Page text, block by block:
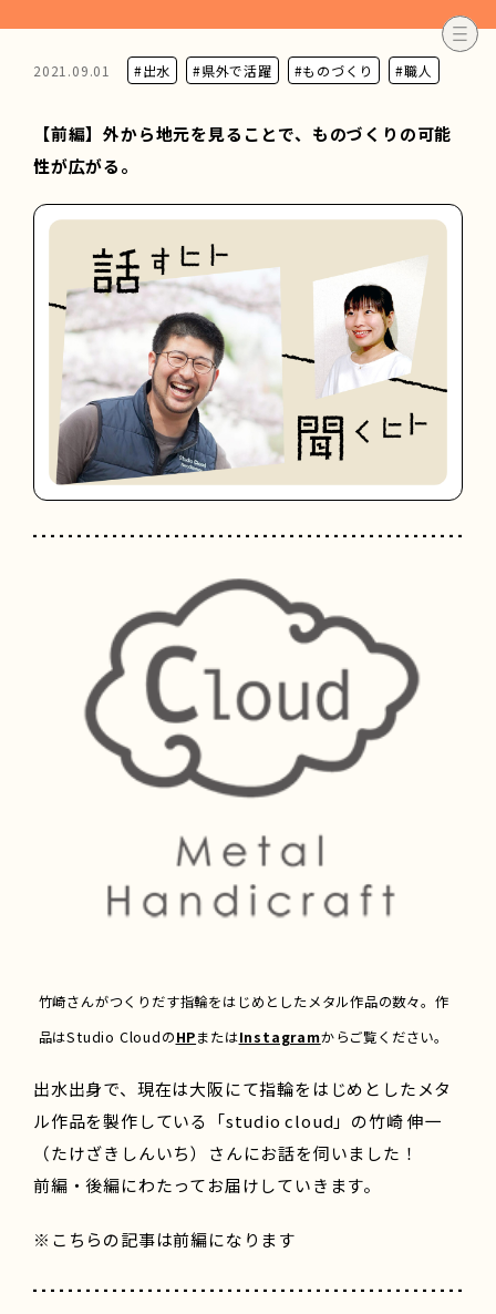
2021.09.01 #出水 #県外で活躍 #ものづくり #職人
【前編】外から地元を見ることで、ものづくりの可能
性が広がる。
竹崎さんがつくりだす指輪をはじめとしたメタル作品の数々。作
品はStudio CloudのHPまたはInstagramからご覧ください。
出水出身で、現在は大阪にて指輪をはじめとしたメタ
ル作品を製作している「studio cloud」の竹崎 伸一
（たけざきしんいち）さんにお話を伺いました！
前編・後編にわたってお届けしていきます。
※こちらの記事は前編になります